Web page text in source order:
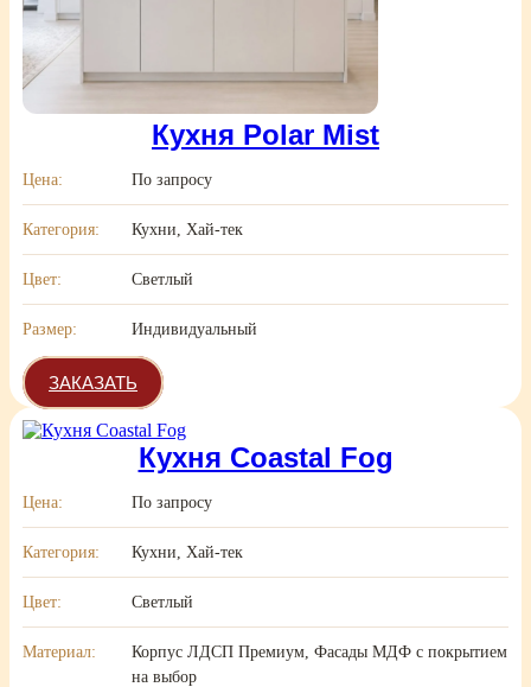
Кухня Polar Mist
Цена: По запросу
Категория: Кухни, Хай-тек
Цвет: Светлый
Размер: Индивидуальный
ЗАКАЗАТЬ
Кухня Coastal Fog
Цена: По запросу
Категория: Кухни, Хай-тек
Цвет: Светлый
Материал:
Корпус ЛДСП Премиум, Фасады МДФ с покрытием
на выбор